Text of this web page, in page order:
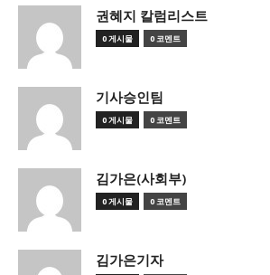
권혜지 칼럼리스트
0 게시물 0 코멘트
기사승인팀
0 게시물 0 코멘트
김가은(사회부)
0 게시물 0 코멘트
김가은기자